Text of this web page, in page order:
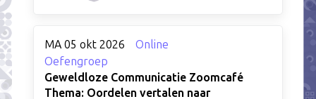
MA 05 okt 2026
Online
Oefengroep
Geweldloze Communicatie Zoomcafé
Thema: Oordelen vertalen naar